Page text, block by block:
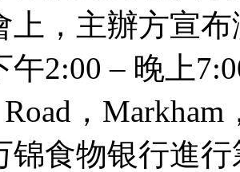
上，主辦方宣
午2:00 – 晚上
，
锦食物银行進